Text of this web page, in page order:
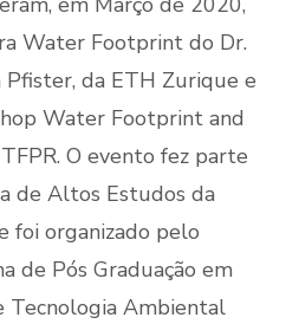
Water Footprint do Dr.
Pfister, da ETH Zurique e
Water Footprint and
O evento fez parte
de Altos Estudos da
foi organizado pelo
de Pós Graduação em
Tecnologia Ambiental